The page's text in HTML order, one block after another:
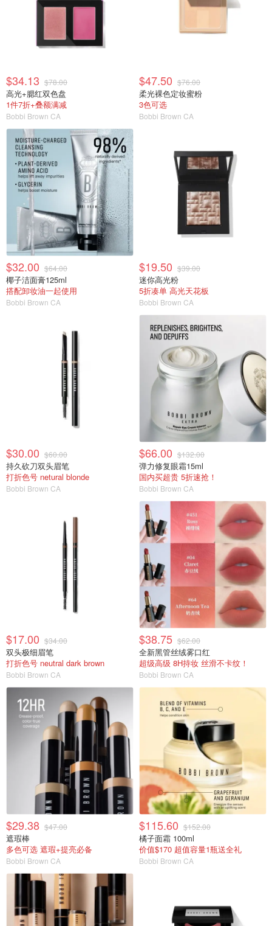
$34.13 $78.00
高光+腮红双色盘
1件7折+叠额满减
Bobbi Brown CA
$47.50 $76.00
柔光裸色定妆蜜粉
3色可选
Bobbi Brown CA
$32.00 $64.00
椰子洁面膏125ml
搭配卸妆油一起使用
Bobbi Brown CA
$19.50 $39.00
迷你高光粉
5折凑单 高光天花板
Bobbi Brown CA
$30.00 $60.00
持久砍刀双头眉笔
打折色号 netural blonde
Bobbi Brown CA
$66.00 $132.00
弹力修复眼霜15ml
国内买超贵 5折速抢！
Bobbi Brown CA
$17.00 $34.00
双头极细眉笔
打折色号 neutral dark brown
Bobbi Brown CA
$38.75 $62.00
全新黑管丝绒雾口红
超级高级 8H持妆 丝滑不卡纹！
Bobbi Brown CA
$29.38 $47.00
遮瑕棒
多色可选 遮瑕+提亮必备
Bobbi Brown CA
$115.60 $152.00
橘子面霜 100ml
价值$170 超值容量1瓶送全礼
Bobbi Brown CA